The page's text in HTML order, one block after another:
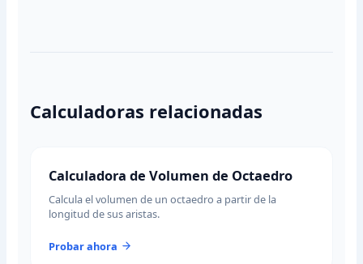
Calculadoras relacionadas
Calculadora de Volumen de Octaedro
Calcula el volumen de un octaedro a partir de la
longitud de sus aristas.
Probar ahora